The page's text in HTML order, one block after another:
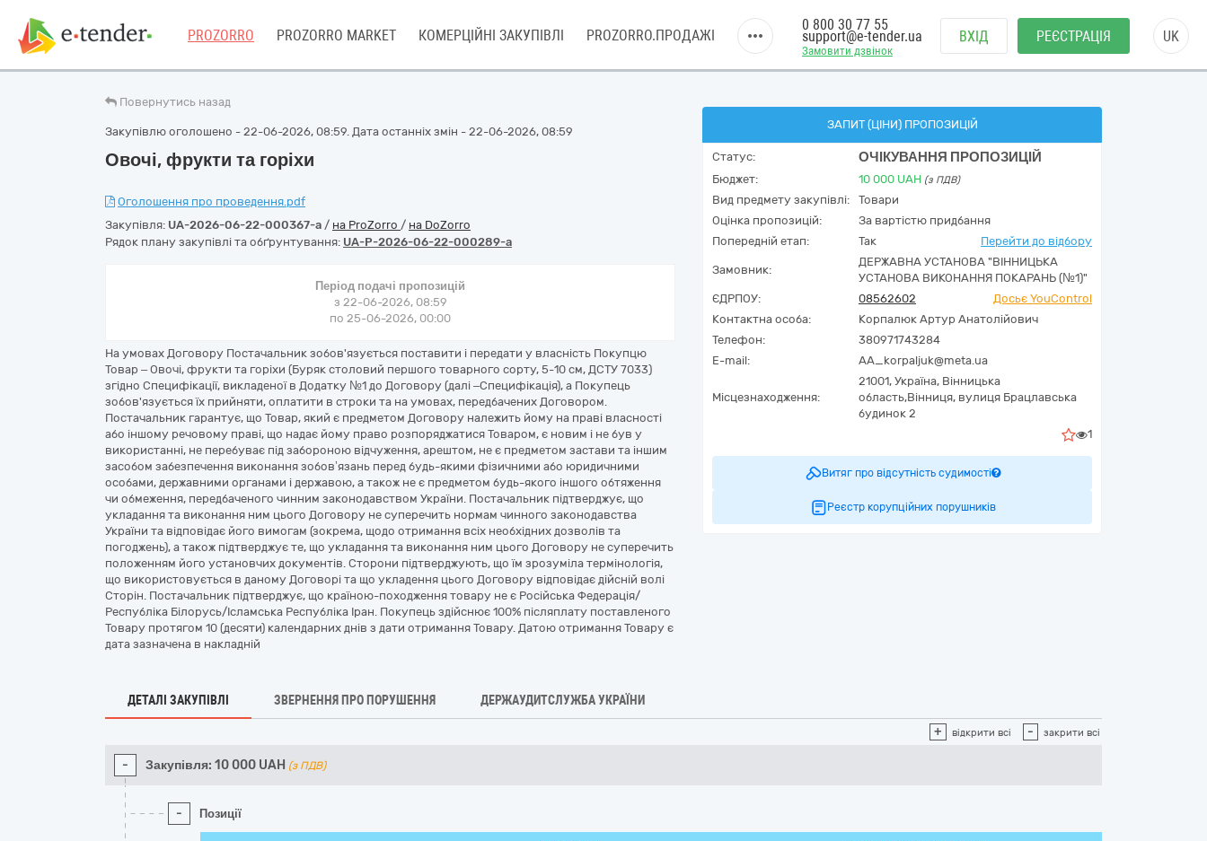
PROZORRO PROZORRO MARKET КОМЕРЦІЙНІ ЗАКУПІВЛІ PROZORRO.ПРОДАЖІ
Замовити дзвінок
0 800 30 77 55
support@e-tender.ua ВХІД РЕЄСТРАЦІЯ UK
Повернутись назад
Закупівлю оголошено - 22-06-2026, 08:59. Дата останніх змін - 22-06-2026, 08:59
Овочі, фрукти та горіхи
Оголошення про проведення.pdf
Закупівля: UA-2026-06-22-000367-a / на ProZorro / на DoZorro
Рядок плану закупівлі та обґрунтування: UA-P-2026-06-22-000289-a
Період подачі пропозицій
з 22-06-2026, 08:59
по 25-06-2026, 00:00
На умовах Договору Постачальник зобов'язується поставити і передати у власність Покупцю
Товар – Овочі, фрукти та горіхи (Буряк столовий першого товарного сорту, 5-10 см, ДСТУ 7033)
згідно Специфікації, викладеної в Додатку №1 до Договору (далі –Специфікація), а Покупець
зобов'язується їх прийняти, оплатити в строки та на умовах, передбачених Договором.
Постачальник гарантує, що Товар, який є предметом Договору належить йому на праві власності
або іншому речовому праві, що надає йому право розпоряджатися Товаром, є новим і не був у
використанні, не перебуває під забороною відчуження, арештом, не є предметом застави та іншим
засобом забезпечення виконання зобов’язань перед будь-якими фізичними або юридичними
особами, державними органами і державою, а також не є предметом будь-якого іншого обтяження
чи обмеження, передбаченого чинним законодавством України. Постачальник підтверджує, що
укладання та виконання ним цього Договору не суперечить нормам чинного законодавства
України та відповідає його вимогам (зокрема, щодо отримання всіх необхідних дозволів та
погоджень), а також підтверджує те, що укладання та виконання ним цього Договору не суперечить
положенням його установчих документів. Сторони підтверджують, що їм зрозуміла термінологія,
що використовується в даному Договорі та що укладення цього Договору відповідає дійсній волі
Сторін. Постачальник підтверджує, що країною-походження товару не є Російська Федерація/
Республіка Білорусь/Ісламська Республіка Іран. Покупець здійснює 100% післяплату поставленого
Товару протягом 10 (десяти) календарних днів з дати отримання Товару. Датою отримання Товару є
дата зазначена в накладній
ЗАПИТ (ЦІНИ) ПРОПОЗИЦІЙ
Статус: ОЧІКУВАННЯ ПРОПОЗИЦІЙ
Бюджет: 10 000 UAH (з ПДВ)
Вид предмету закупівлі:
Товари
Оцінка пропозицій:
За вартістю придбання
Попередній етап:
Так Перейти до відбору
Замовник:
ДЕРЖАВНА УСТАНОВА "ВІННИЦЬКА
УСТАНОВА ВИКОНАННЯ ПОКАРАНЬ (№1)"
ЄДРПОУ:
08562602
Досьє YouControl
Контактна особа:
Корпалюк Артур Анатолійович
Телефон:
380971743284
E-mail:
AA_korpaljuk@meta.ua
Місцезнаходження:
21001, Україна, Вінницька
область,Вінниця, вулиця Брацлавська
будинок 2
1
Витяг про відсутність судимості
Реєстр корупційних порушників
ДЕТАЛІ ЗАКУПІВЛІ ЗВЕРНЕННЯ ПРО ПОРУШЕННЯ ДЕРЖАУДИТСЛУЖБА УКРАЇНИ
+ відкрити всі - закрити всі
- Закупівля: 10 000 UAH (з ПДВ)
- Позиції